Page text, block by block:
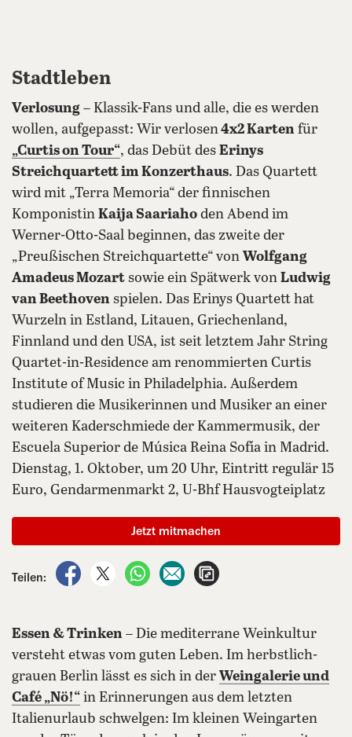
Stadtleben
Verlosung – Klassik-Fans und alle, die es werden
wollen, aufgepasst: Wir verlosen4x2 Karten für
„Curtis on Tour“, das Debüt des Erinys
Streichquartett im Konzerthaus. Das Quartett
wird mit „Terra Memoria“ der finnischen
Komponistin Kaija Saariaho den Abend im
Werner-Otto-Saal beginnen, das zweite der
„Preußischen Streichquartette“ von Wolfgang
Amadeus Mozart sowie ein Spätwerk von Ludwig
van Beethoven spielen. Das Erinys Quartett hat
Wurzeln in Estland, Litauen, Griechenland,
Finnland und den USA, ist seit letztem Jahr String
Quartet-in-Residence am renommierten Curtis
Institute of Music in Philadelphia. Außerdem
studieren die Musikerinnen und Musiker an einer
weiteren Kaderschmiede der Kammermusik, der
Escuela Superior de Música Reina Sofía in Madrid.
Dienstag, 1. Oktober, um 20 Uhr, Eintritt regulär 15
Euro, Gendarmenmarkt 2, U-Bhf Hausvogteiplatz
Teilen:
auf Facebook teilen
auf X teilenper WhatsApp teilen
per E-Mail teilen
Jetzt mitmachen
Essen & Trinken – Die mediterrane Weinkultur
versteht etwas vom guten Leben. Im herbstlich-
grauen Berlin lässt es sich in der Weingalerie und
Café „Nö!“ in Erinnerungen aus dem letzten
Italienurlaub schwelgen: Im kleinen Weingarten